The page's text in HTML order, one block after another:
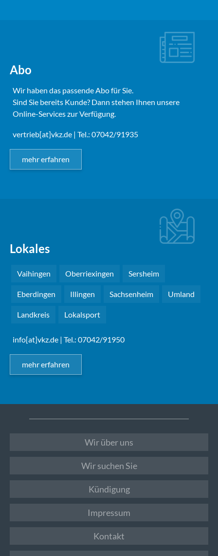
Abo
Wir haben das passende Abo für Sie.
Sind Sie bereits Kunde? Dann stehen Ihnen unsere
Online-Services zur Verfügung.
vertrieb[at]vkz.de | Tel.: 07042/91935
mehr erfahren
Lokales
Vaihingen Oberriexingen Sersheim
Eberdingen Illingen Sachsenheim Umland
Landkreis Lokalsport
info[at]vkz.de | Tel.: 07042/91950
mehr erfahren
Wir über uns
Wir suchen Sie
Kündigung
Impressum
Kontakt